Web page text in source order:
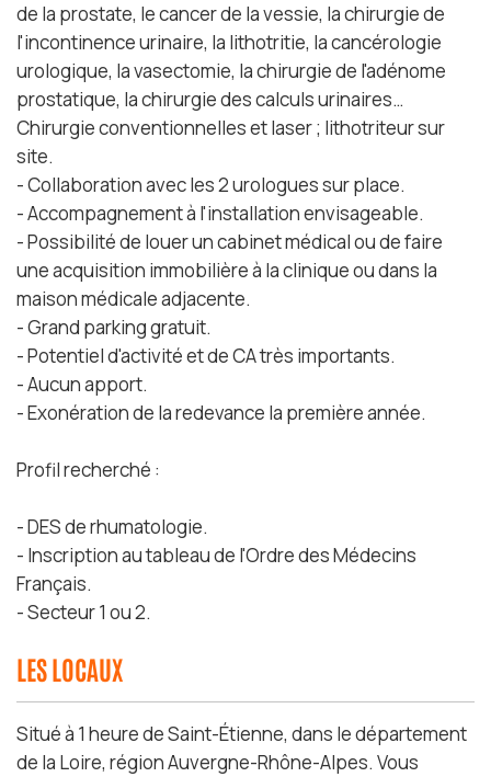
de la prostate, le cancer de la vessie, la chirurgie de
l'incontinence urinaire, la lithotritie, la cancérologie
urologique, la vasectomie, la chirurgie de l'adénome
prostatique, la chirurgie des calculs urinaires…
Chirurgie conventionnelles et laser ; lithotriteur sur
site.
- Collaboration avec les 2 urologues sur place.
- Accompagnement à l'installation envisageable.
- Possibilité de louer un cabinet médical ou de faire
une acquisition immobilière à la clinique ou dans la
maison médicale adjacente.
- Grand parking gratuit.
- Potentiel d'activité et de CA très importants.
- Aucun apport.
- Exonération de la redevance la première année.
Profil recherché :
- DES de rhumatologie.
- Inscription au tableau de l'Ordre des Médecins
Français.
- Secteur 1 ou 2.
LES LOCAUX
Situé à 1 heure de Saint-Étienne, dans le département
de la Loire, région Auvergne-Rhône-Alpes. Vous